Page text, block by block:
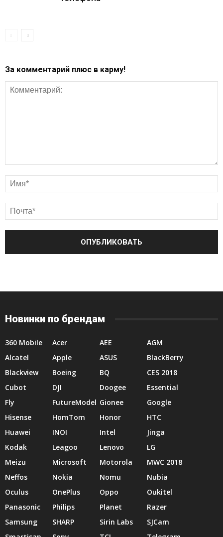
За комментарий плюс в карму!
Новинки по брендам
360 Mobile Acer AEE
AGM
Alcatel
Apple ASUS
BlackBerry
Blackview
Boeing BQ
CES 2018
Cubot
DJI Doogee
Essential
Fly
FutureModel Gionee
Google
Hisense
HomTom Honor
HTC
Huawei
INOI Intel
Jinga
Kodak
Leagoo Lenovo
LG
Meizu
Microsoft Motorola
MWC 2018
Neffos
Nokia Nomu
Nubia
Oculus
OnePlus Oppo
Oukitel
Panasonic
Philips Planet
Razer
Samsung
SHARP Sirin Labs
SJCam